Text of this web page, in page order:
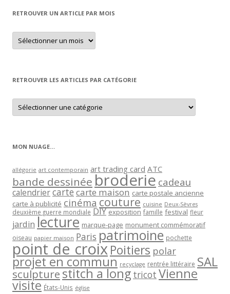
RETROUVER UN ARTICLE PAR MOIS
Retrouver
un
article
RETROUVER LES ARTICLES PAR CATÉGORIE
Retrouver
les
articles
MON NUAGE…
allégorie art contemporain art trading card ATC
bande dessinée broderie cadeau
calendriercartecarte maison carte postale ancienne
carte à publicité cinéma couture cuisine Deux-Sèvres
deuxième guerre mondiale DIY exposition famille festival fleur
jardin lecture marque-page monument commémoratif
oiseau papier maison Paris patrimoine pochette
point de croixPoitiers polar
projet en commun recyclage rentrée littéraire SAL
sculpturestitch a long tricot Vienne
visite États-Unis église